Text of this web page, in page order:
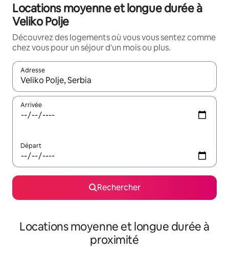
Locations moyenne et longue durée à
Veliko Polje
Découvrez des logements où vous vous sentez comme
chez vous pour un séjour d'un mois ou plus.
Adresse
Lorsque les résultats s'affichent, utilisez les flèches vers le
Arrivée
Départ
Rechercher
Locations moyenne et longue durée à
proximité